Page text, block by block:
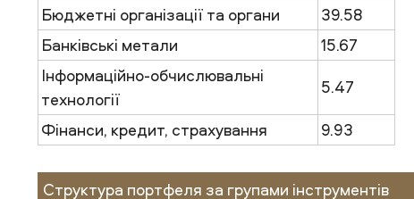
Бюджетні організації та органи
39.58
Банківські метали
15.67
Інформаційно-обчислювальні
технології
5.47
Фінанси, кредит, страхування
9.93
Структура портфеля за групами інструментів